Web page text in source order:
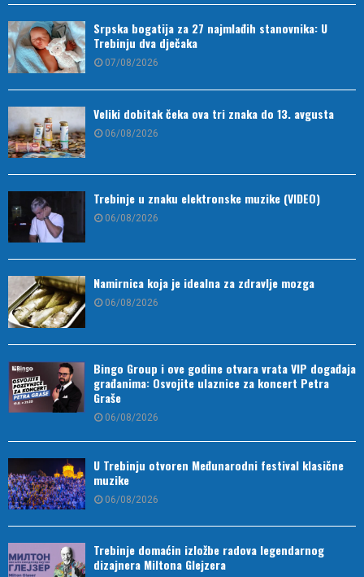
Srpska bogatija za 27 najmlađih stanovnika: U
Trebinju dva dječaka
07/08/2026
Veliki dobitak čeka ova tri znaka do 13. avgusta
06/08/2026
Trebinje u znaku elektronske muzike (VIDEO)
06/08/2026
Namirnica koja je idealna za zdravlje mozga
06/08/2026
Bingo Group i ove godine otvara vrata VIP događaja
građanima: Osvojite ulaznice za koncert Petra
Graše
06/08/2026
U Trebinju otvoren Međunarodni festival klasične
muzike
06/08/2026
Trebinje domaćin izložbe radova legendarnog
dizajnera Miltona Glejzera